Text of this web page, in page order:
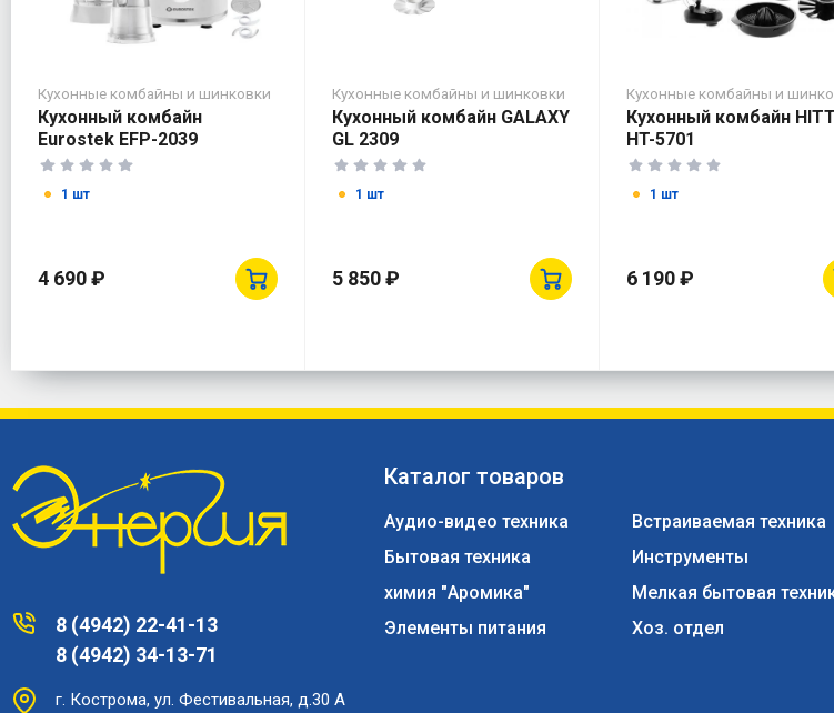
Кухонные комбайны и шинковки
Кухонный комбайн
Eurostek EFP-2039
1 шт
4 690 ₽
Кухонные комбайны и шинковки
Кухонный комбайн GALAXY
GL 2309
1 шт
5 850 ₽
Кухонные комбайны и
Кухонный комбайн HITT
HT-5701
1 шт
6 190 ₽
8 (4942) 22-41-13
8 (4942) 34-13-71
г. Кострома, ул. Фестивальная, д.30 А
Каталог товаров
Аудио-видео техника
Бытовая техника
химия "Аромика"
Элементы питания
Встраиваемая техника
Инструменты
Мелкая бытовая
Хоз. отдел